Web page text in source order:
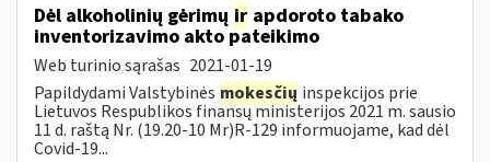
Dėl alkoholinių gėrimų ir apdoroto tabako
inventorizavimo akto pateikimo
Web turinio sąrašas 2021-01-19
Papildydami Valstybinės mokesčių inspekcijos prie
Lietuvos Respublikos finansų ministerijos 2021 m. sausio
11 d. raštą Nr. (19.20-10 Mr)R-129 informuojame, kad dėl
Covid-19...